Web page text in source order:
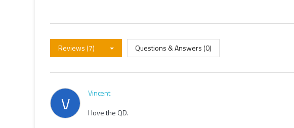
Reviews (7) Questions & Answers (0)
V Vincent
I love the QD.